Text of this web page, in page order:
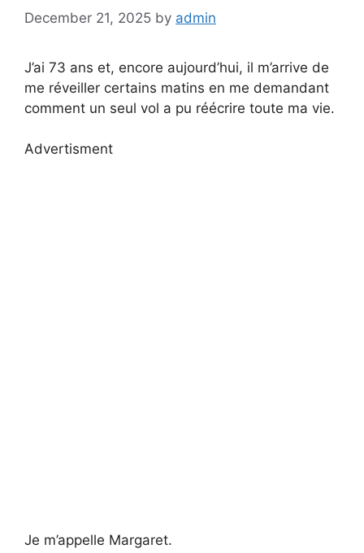
December 21, 2025 by admin
J’ai 73 ans et, encore aujourd’hui, il m’arrive de
me réveiller certains matins en me demandant
comment un seul vol a pu réécrire toute ma vie.
Advertisment
Je m’appelle Margaret.